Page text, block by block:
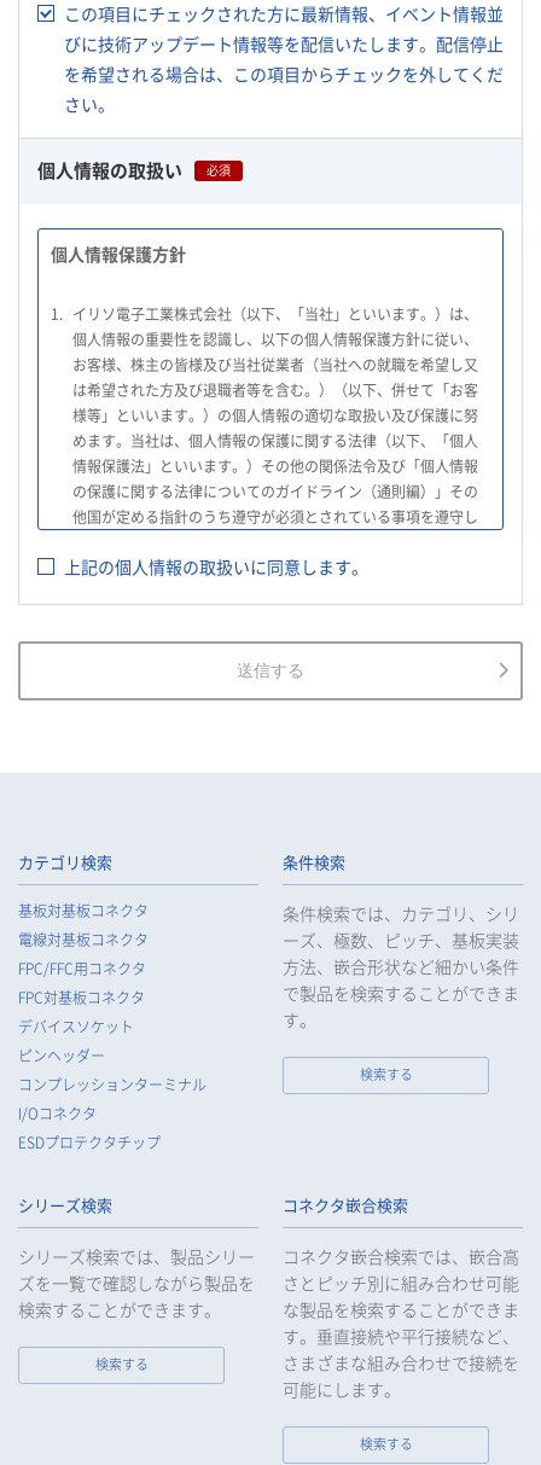
この項目にチェックされた方に最新情報、イベント情報並
びに技術アップデート情報等を配信いたします。配信停止
を希望される場合は、この項目からチェックを外してくだ
さい。
個人情報の取扱い 必須
個人情報保護方針
1. イリソ電子工業株式会社（以下、「当社」といいます。）は、
個人情報の重要性を認識し、以下の個人情報保護方針に従い、
お客様、株主の皆様及び当社従業者（当社への就職を希望し又
は希望された方及び退職者等を含む。）（以下、併せて「お客
様等」といいます。）の個人情報の適切な取扱い及び保護に努
めます。当社は、個人情報の保護に関する法律（以下、「個人
情報保護法」といいます。）その他の関係法令及び「個人情報
の保護に関する法律についてのガイドライン（通則編）」その
他国が定める指針のうち遵守が必須とされている事項を遵守し
2.
当社は、お客様等の個人情報を適正に取得し、法令で不要とさ
れている場合を除き、お客様等の個人情報の利用目的を通知又
当社は、お客様等の個人データについて、不正アクセス、漏え
い、滅失又は毀損等の防止に努め、個人データの管理のために
られるよう、必要かつ適切な監督を行います。
様等の個人データの安全管理が図られるよう必要かつ適切な監
督を行います。
当社は、法令で例外として定められている場合を除き、お客様
等の個人データをあらかじめ、ご本人の同意を得ることなく第
三者に提供することはいたしません。
当社は、法令で不要とされている場合を除き、第三者に個人デ
ータを提供したとき、又は受けたときは、法令で定められた確
認・記録義務を適正に履行いたします。
9. 当社は、個人情報の漏えい等の事故が発生した場合は、お客様
等の保護を最優先する考えのもと、被害を最小限にとどめるた
めに合理的な範囲で速やかに対応し、再発防止に向けた取り組
みを行います。
当社は、個人情報報保護のための管理体制および取り組みを継
続的に見直し、定期的に評価を実施し、その改善に努めてまい
ります。
上記の個人情報の取扱いに同意します。
送信する
カテゴリ検索
基板対基板コネクタ
電線対基板コネクタ
FPC/FFC用コネクタ
FPC対基板コネクタ
デバイスソケット
ピンヘッダー
コンプレッションターミナル
I/Oコネクタ
ESDプロテクタチップ
条件検索
条件検索では、カテゴリ、シリ
ーズ、極数、ピッチ、基板実装
方法、嵌合形状など細かい条件
で製品を検索することができま
す。
検索する
シリーズ検索
シリーズ検索では、製品シリー
ズを一覧で確認しながら製品を
検索することができます。
検索する
コネクタ嵌合検索
コネクタ嵌合検索では、嵌合高
さとピッチ別に組み合わせ可能
な製品を検索することができま
す。垂直接続や平行接続など、
さまざまな組み合わせで接続を
可能にします。
検索する